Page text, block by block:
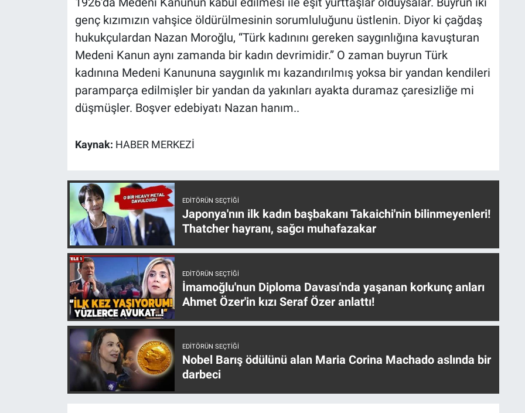
genç kızımızın vahşice öldürülmesinin sorumluluğunu üstlenin. Diyor ki çağdaş
hukukçulardan Nazan Moroğlu, “Türk kadınını gereken saygınlığına kavuşturan
Medeni Kanun aynı zamanda bir kadın devrimidir.” O zaman buyrun Türk
kadınına Medeni Kanununa saygınlık mı kazandırılmış yoksa bir yandan kendileri
paramparça edilmişler bir yandan da yakınları ayakta duramaz çaresizliğe mi
düşmüşler. Boşver edebiyatı Nazan hanım..
Kaynak: HABER MERKEZİ
EDITÖRÜN SEÇTIĞI
Japonya'nın ilk kadın başbakanı Takaichi'nin bilinmeyenleri!
Thatcher hayranı, sağcı muhafazakar
EDITÖRÜN SEÇTIĞI
İmamoğlu'nun Diploma Davası'nda yaşanan korkunç anları
Ahmet Özer'in kızı Seraf Özer anlattı!
EDITÖRÜN SEÇTIĞI
Nobel Barış ödülünü alan Maria Corina Machado aslında bir
darbeci